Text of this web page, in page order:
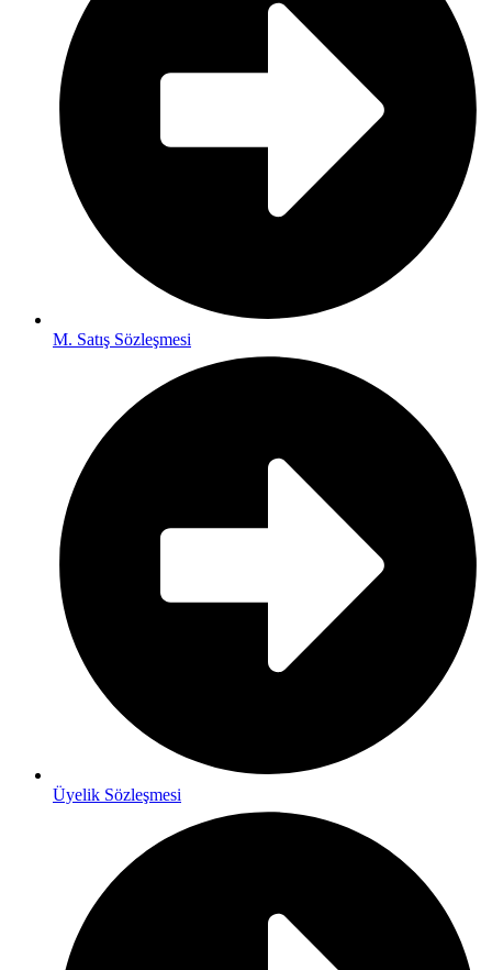
M. Satış Sözleşmesi
Üyelik Sözleşmesi